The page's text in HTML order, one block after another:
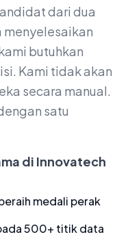
dari dua
menyelesaikan
butuhkan
Kami tidak akan
secara manual.
satu
di Innovatech
medali perak
500+ titik data